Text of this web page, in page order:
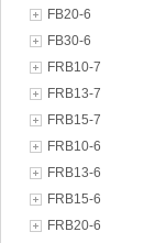
FB20-6
FB30-6
FRB10-7
FRB13-7
FRB15-7
FRB10-6
FRB13-6
FRB15-6
FRB20-6